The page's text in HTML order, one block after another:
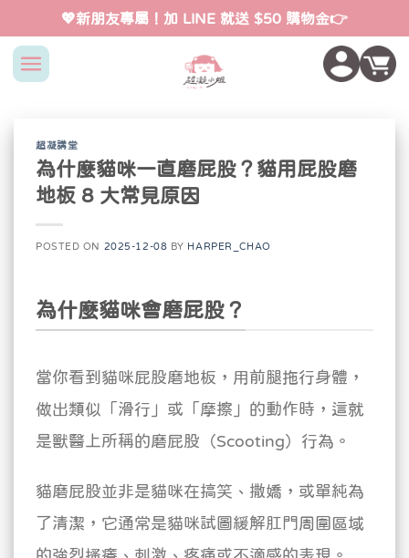
content
💖新朋友專屬！加 LINE 就送 $50 購物金👉
超凝講堂
為什麼貓咪一直磨屁股？貓用屁股磨
地板 8 大常見原因
POSTED ON 2025-12-08 BY HARPER_CHAO
為什麼貓咪會磨屁股？
當你看到貓咪屁股磨地板，用前腿拖行身體，
做出類似「滑行」或「摩擦」的動作時，這就
是獸醫上所稱的磨屁股（Scooting）行為。
貓磨屁股並非是貓咪在搞笑、撒嬌，或單純為
了清潔，它通常是貓咪試圖緩解肛門周圍區域